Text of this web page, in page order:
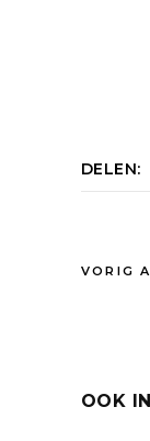
DELEN:
VORIG
OOK